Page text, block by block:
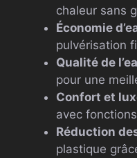
chaleur sans
Économie
pulvérisation
Qualité de
pour une
Confort et
avec
Réduction
plastique